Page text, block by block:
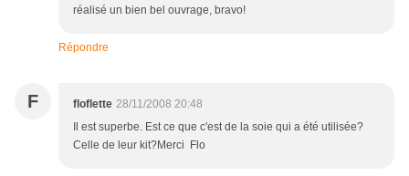
réalisé un bien bel ouvrage, bravo!
Répondre
F floflette 28/11/2008 20:48
Il est superbe. Est ce que c'est de la soie qui a été utilisée?
Celle de leur kit?Merci Flo